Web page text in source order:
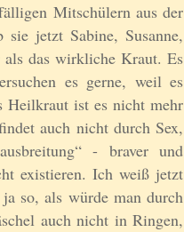
Mitschülern aus der
jetzt Sabine, Susanne,
das wirkliche Kraut. Es
es gerne, weil es
Heilkraut ist es nicht mehr
auch nicht durch Sex,
- braver und
existieren. Ich weiß jetzt
so, als würde man durch
auch nicht in Ringen,